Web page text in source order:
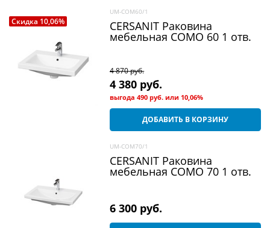
Скидка 10,06%
UM-COM60/1
CERSANIT Раковина
мебельная COMO 60 1 отв.
4 870 руб.
4 380 руб.
выгода490 руб. или 10,06%
ДОБАВИТЬ В КОРЗИНУ
UM-COM70/1
CERSANIT Раковина
мебельная COMO 70 1 отв.
6 300 руб.